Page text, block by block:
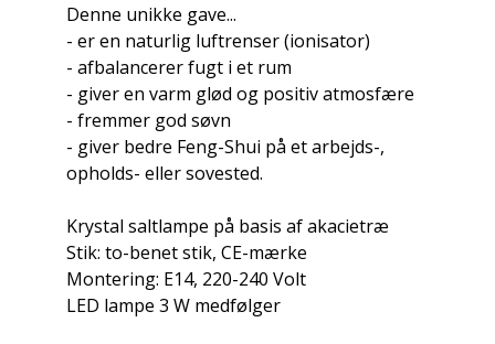
Denne unikke gave...
- er en naturlig luftrenser (ionisator)
- afbalancerer fugt i et rum
- giver en varm glød og positiv atmosfære
- fremmer god søvn
- giver bedre Feng-Shui på et arbejds-,
opholds- eller sovested.
Krystal saltlampe på basis af akacietræ
Stik: to-benet stik, CE-mærke
Montering: E14, 220-240 Volt
LED lampe 3 W medfølger